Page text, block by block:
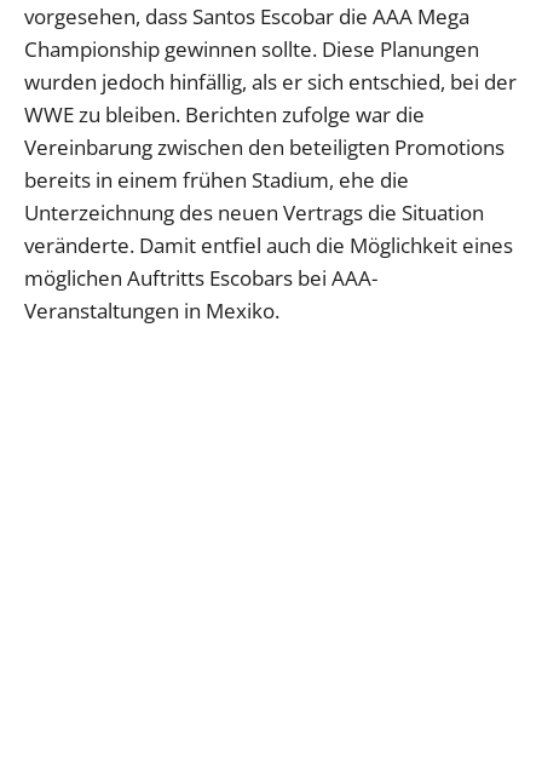
vorgesehen, dass Santos Escobar die AAA Mega
Championship gewinnen sollte. Diese Planungen
wurden jedoch hinfällig, als er sich entschied, bei der
WWE zu bleiben. Berichten zufolge war die
Vereinbarung zwischen den beteiligten Promotions
bereits in einem frühen Stadium, ehe die
Unterzeichnung des neuen Vertrags die Situation
veränderte. Damit entfiel auch die Möglichkeit eines
möglichen Auftritts Escobars bei AAA-
Veranstaltungen in Mexiko.